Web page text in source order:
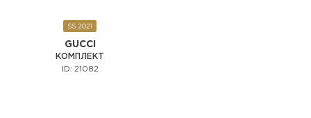
SS 2021
GUCCI
КОМПЛЕКТ
ID: 21082